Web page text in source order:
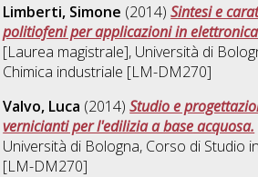
Limberti, Simone (2014)Sintesi e
politiofeni per applicazioni in
[Laurea magistrale], Università di
Chimica industriale [LM-DM270]
Valvo, Luca (2014)Studio e
vernicianti per l'edilizia a base acquosa.
Università di Bologna, Corso di Studio in
[LM-DM270]